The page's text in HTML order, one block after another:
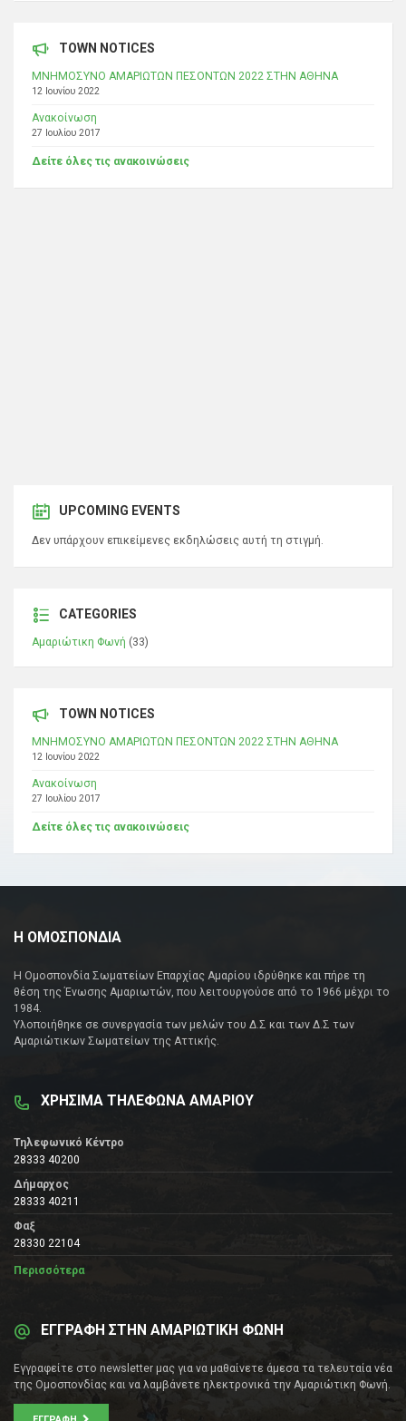
TOWN NOTICES
ΜΝΗΜΟΣΥΝΟ ΑΜΑΡΙΩΤΩΝ ΠΕΣΟΝΤΩΝ 2022 ΣΤΗΝ ΑΘΗΝΑ
12 Ιουνίου 2022
Ανακοίνωση
27 Ιουλίου 2017
Δείτε όλες τις ανακοινώσεις
UPCOMING EVENTS
Δεν υπάρχουν επικείμενες εκδηλώσεις αυτή τη στιγμή.
CATEGORIES
Αμαριώτικη Φωνή (33)
TOWN NOTICES
ΜΝΗΜΟΣΥΝΟ ΑΜΑΡΙΩΤΩΝ ΠΕΣΟΝΤΩΝ 2022 ΣΤΗΝ ΑΘΗΝΑ
12 Ιουνίου 2022
Ανακοίνωση
27 Ιουλίου 2017
Δείτε όλες τις ανακοινώσεις
Η ΟΜΟΣΠΟΝΔΙΑ
Η Ομοσπονδία Σωματείων Επαρχίας Αμαρίου ιδρύθηκε και πήρε τη
θέση της Ένωσης Αμαριωτών, που λειτουργούσε από το 1966 μέχρι το
1984.
Υλοποιήθηκε σε συνεργασία των μελών του Δ.Σ και των Δ.Σ των
Αμαριώτικων Σωματείων της Αττικής.
ΧΡΗΣΙΜΑ ΤΗΛΕΦΩΝΑ ΑΜΑΡΙΟΥ
Τηλεφωνικό Κέντρο
28333 40200
Δήμαρχος
28333 40211
Φαξ
28330 22104
Περισσότερα
ΕΓΓΡΑΦΗ ΣΤΗΝ ΑΜΑΡΙΩΤΙΚΗ ΦΩΝΗ
Εγγραφείτε στο newsletter μας για να μαθαίνετε άμεσα τα τελευταία νέα
της Ομοσπονδίας και να λαμβάνετε ηλεκτρονικά την Αμαριώτικη Φωνή.